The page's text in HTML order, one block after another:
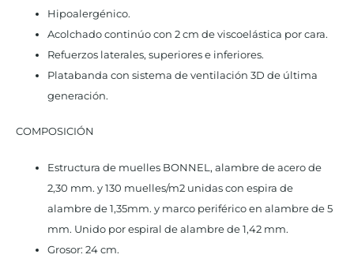
Hipoalergénico.
Acolchado continúo con 2 cm de viscoelástica por cara.
Refuerzos laterales, superiores e inferiores.
Platabanda con sistema de ventilación 3D de última
generación.
COMPOSICIÓN
Estructura de muelles BONNEL, alambre de acero de
2,30 mm. y 130 muelles/m2 unidas con espira de
alambre de 1,35mm. y marco periférico en alambre de 5
mm. Unido por espiral de alambre de 1,42 mm.
Grosor: 24 cm.